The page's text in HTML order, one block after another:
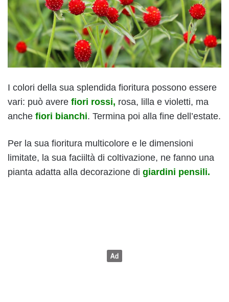
I colori della sua splendida fioritura possono essere
vari: può avere fiori rossi, rosa, lilla e violetti, ma
anche fiori bianchi. Termina poi alla fine dell’estate.
Per la sua fioritura multicolore e le dimensioni
limitate, la sua faciiltà di coltivazione, ne fanno una
pianta adatta alla decorazione di giardini pensili.